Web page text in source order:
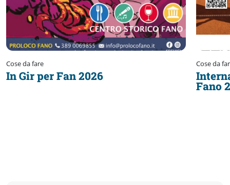
Cose da fare
In Gir per Fan 2026
Cose da
Fano